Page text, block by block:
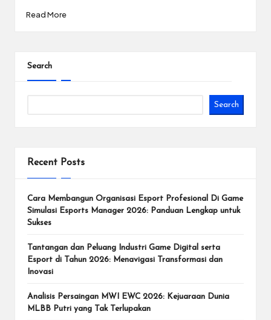
m
Read More
Search
Search
Recent Posts
Cara Membangun Organisasi Esport Profesional Di Game
Simulasi Esports Manager 2026: Panduan Lengkap untuk
Sukses
Tantangan dan Peluang Industri Game Digital serta
Esport di Tahun 2026: Menavigasi Transformasi dan
Inovasi
Analisis Persaingan MWI EWC 2026: Kejuaraan Dunia
MLBB Putri yang Tak Terlupakan